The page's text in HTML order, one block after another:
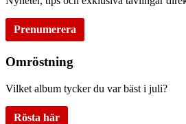
Prenumerera
Omröstning
Vilket album tycker du var bäst i juli?
Rösta här